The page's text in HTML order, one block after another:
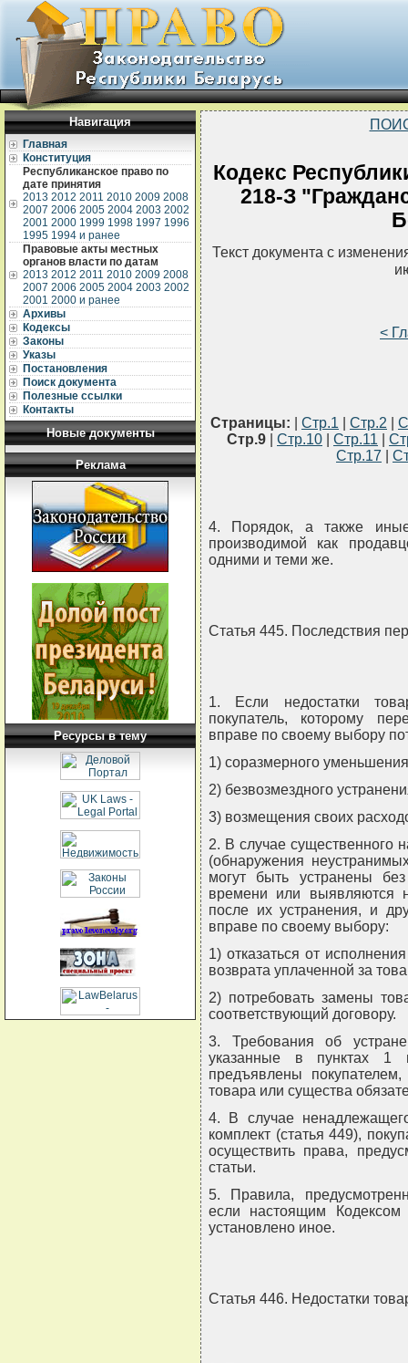
Навигация
Главная
Конституция
Республиканское право по
дате принятия
2013 2012 2011 2010 2009 2008
2007 2006 2005 2004 2003 2002
2001 2000 1999 1998 1997 1996
1995 1994 и ранее
Правовые акты местных
органов власти по датам
2013 2012 2011 2010 2009 2008
2007 2006 2005 2004 2003 2002
2001 2000 и ранее
Архивы
Кодексы
Законы
Указы
Постановления
Поиск документа
Полезные ссылки
Контакты
Новые документы
Реклама
Ресурсы в тему
Кодекс
218-З
Текст документа с
<
Страницы: Стр.1 Стр.2
Стр.9
Стр.10 Стр.11
Стр.17
4. Порядок, а также иные
производимой как
одними и теми же.
Статья 445. Последствия
1. Если недостатки
покупатель, которому
вправе по своему выбору
1) соразмерного
2) безвозмездного
3) возмещения своих
2. В случае существенного
(обнаружения
могут быть устранены
времени или выявляются
после их устранения, и
вправе по своему выбору:
1) отказаться от
возврата уплаченной за
2) потребовать замены
соответствующий договору.
3. Требования об
указанные в пунктах 1
предъявлены
товара или существа
4. В случае
комплект (статья 449),
осуществить права,
статьи.
5. Правила,
если настоящим
установлено иное.
Статья 446. Недостатки